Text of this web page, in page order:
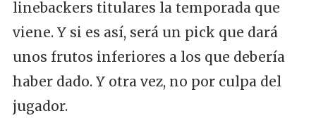
linebackers titulares la temporada que
viene. Y si es así, será un pick que dará
unos frutos inferiores a los que debería
haber dado. Y otra vez, no por culpa del
jugador.